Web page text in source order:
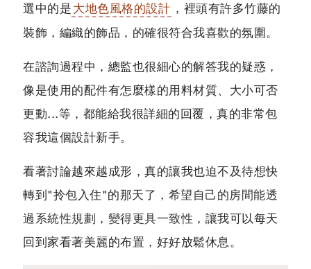
選中的是大地色風格的設計 ，裡頭有許多竹藤的
裝飾，編織的飾品，的確很符合我喜歡的氛圍。
在諮詢過程中，總監也很細心的解答我的疑惑，
像是使用的配件有怎麼樣的用料材質、大小可否
更動...等，都能給我很詳細的回覆，真的非常包
容我這個設計新手。
看著討論越來越成形，真的讓我也迫不及待想快
轉到"拎包入住"的那天了， 希望自己的房間能透
過系統性規劃，變得更具一致性 ，讓我可以每天
回到家看著美麗的布置，好好放鬆休息。